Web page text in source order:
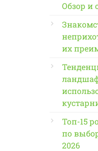
Обзор и
их
Топ-15
по
2026